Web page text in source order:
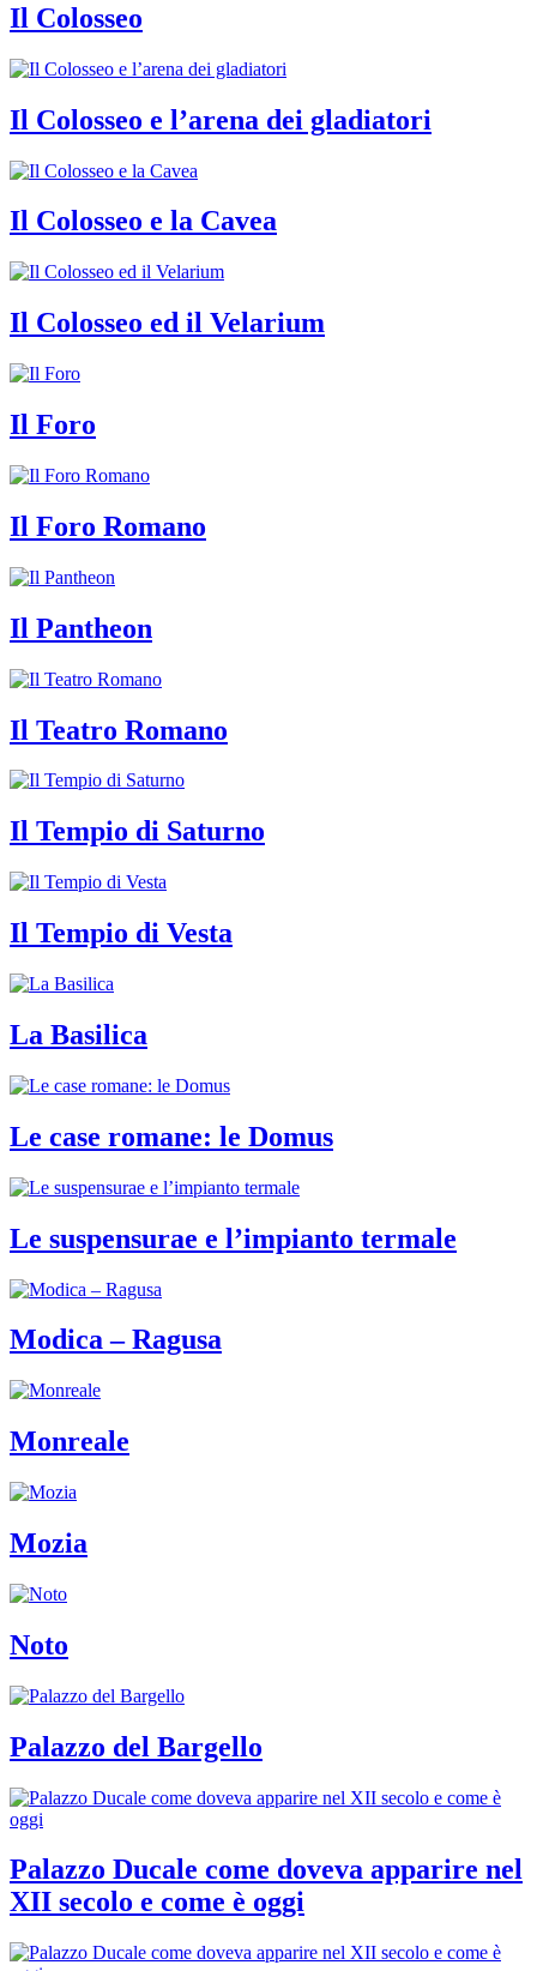
Il Colosseo
Il Colosseo e l’arena dei gladiatori
Il Colosseo e la Cavea
Il Colosseo ed il Velarium
Il Foro
Il Foro Romano
Il Pantheon
Il Teatro Romano
Il Tempio di Saturno
Il Tempio di Vesta
La Basilica
Le case romane: le Domus
Le suspensurae e l’impianto termale
Modica – Ragusa
Monreale
Mozia
Noto
Palazzo del Bargello
Palazzo Ducale come doveva apparire nel
XII secolo e come è oggi